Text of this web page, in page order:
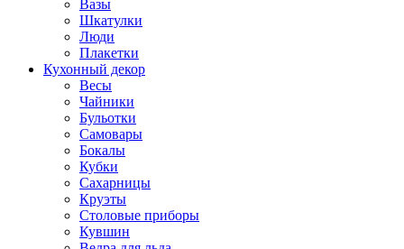
Вазы
Шкатулки
Люди
Плакетки
Кухонный декор
Весы
Чайники
Бульотки
Самовары
Бокалы
Кубки
Сахарницы
Круэты
Столовые приборы
Кувшин